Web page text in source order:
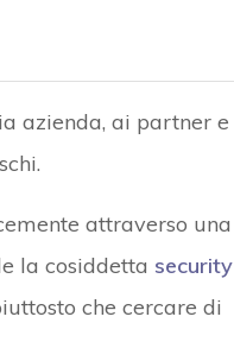
azienda, ai partner e
attraverso una
la cosiddetta security
che cercare di